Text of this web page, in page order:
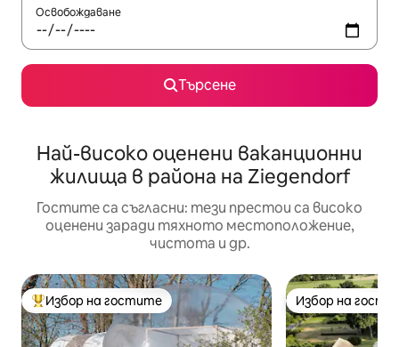
Освобождаване
Търсене
Най-високо оценени ваканционни
жилища в района на Ziegendorf
Гостите са съгласни: тези престои са високо
оценени заради тяхното местоположение,
чистота и др.
Най-популярен избор на гостите
Избор на гостите Избор на
Избор на